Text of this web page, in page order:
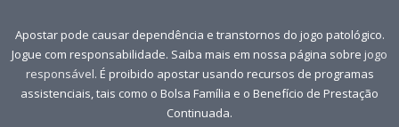
Apostar pode causar dependência e transtornos do jogo patológico.
Jogue com responsabilidade. Saiba mais em nossa página sobre jogo
responsável. É proibido apostar usando recursos de programas
assistenciais, tais como o Bolsa Família e o Benefício de Prestação
Continuada.